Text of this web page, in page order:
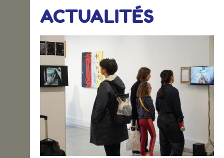
ACTUALITÉS